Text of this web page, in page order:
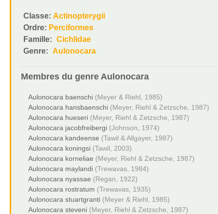
Classe: Actinopterygii
Ordre: Perciformes
Famille: Cichlidae
Genre: Aulonocara
Membres du genre Aulonocara
Aulonocara baenschi (Meyer & Riehl, 1985)
Aulonocara hansbaenschi (Meyer, Riehl & Zetzsche, 1987)
Aulonocara hueseri (Meyer, Riehl & Zetzsche, 1987)
Aulonocara jacobfreibergi (Johnson, 1974)
Aulonocara kandeense (Tawil & Allgayer, 1987)
Aulonocara koningsi (Tawil, 2003)
Aulonocara korneliae (Meyer, Riehl & Zetzsche, 1987)
Aulonocara maylandi (Trewavas, 1984)
Aulonocara nyassae (Regan, 1922)
Aulonocara rostratum (Trewavas, 1935)
Aulonocara stuartgranti (Meyer & Riehl, 1985)
Aulonocara steveni (Meyer, Riehl & Zetzsche, 1987)